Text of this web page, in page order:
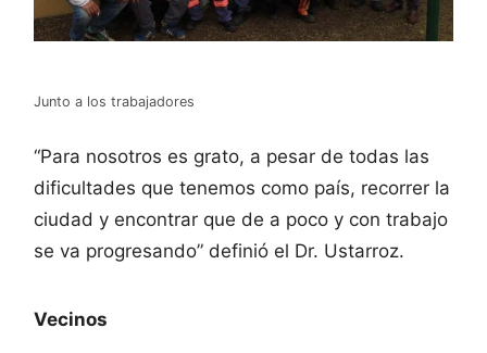
Junto a los trabajadores
“Para nosotros es grato, a pesar de todas las
dificultades que tenemos como país, recorrer la
ciudad y encontrar que de a poco y con trabajo
se va progresando” definió el Dr. Ustarroz.
Vecinos